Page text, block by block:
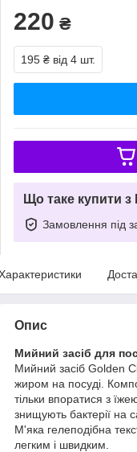
220 ₴
195 ₴ від 4 шт.
Що таке купити
Замовлення під
Опис
Мийний засіб для
Мийний засіб Golden
жиром на посуді.
тільки впоратися з
знищують бактерії на
М'яка гелеподібна
легким і швидким.